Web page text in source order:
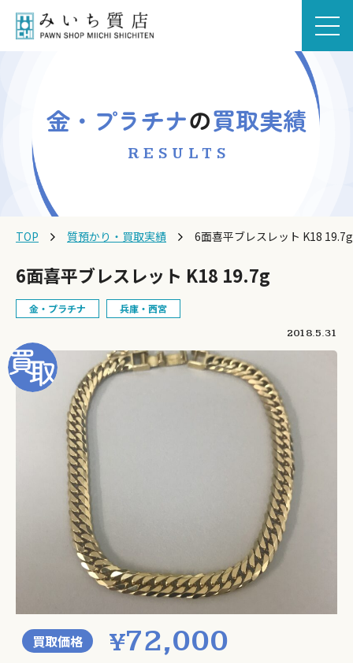
金・プラチナの買取実績
RESULTS
TOP 質預かり・買取実績 6面喜平ブレスレット K18 19.7g
6面喜平ブレスレット K18 19.7g
金・プラチナ 兵庫・西宮
2018.5.31
買取価格 ¥72,000